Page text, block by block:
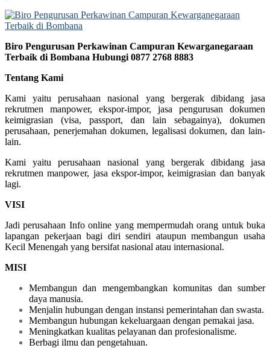
Biro Pengurusan Perkawinan Campuran Kewarganegaraan
Terbaik di Bombana Hubungi 0877 2768 8883
Tentang Kami
Kami yaitu perusahaan nasional yang bergerak dibidang jasa
rekrutmen manpower, ekspor-impor, jasa pengurusan dokumen
keimigrasian (visa, passport, dan lain sebagainya), dokumen
perusahaan, penerjemahan dokumen, legalisasi dokumen, dan lain-
lain.
Kami yaitu perusahaan nasional yang bergerak dibidang jasa
rekrutmen manpower, jasa ekspor-impor, keimigrasian dan banyak
lagi.
VISI
Jadi perusahaan Info online yang mempermudah orang untuk buka
lapangan pekerjaan bagi diri sendiri ataupun membangun usaha
Kecil Menengah yang bersifat nasional atau internasional.
MISI
Membangun dan mengembangkan komunitas dan sumber
daya manusia.
Menjalin hubungan dengan instansi pemerintahan dan swasta.
Membangun hubungan kekeluargaan dengan pemakai jasa.
Meningkatkan kualitas pelayanan dan profesionalisme.
Berbagi ilmu dan pengetahuan.